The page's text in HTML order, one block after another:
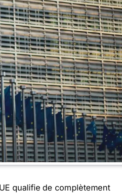
qualifie de complètement